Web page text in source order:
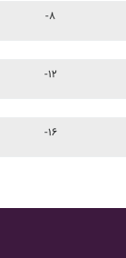
-۸
-۱۲
-۱۶